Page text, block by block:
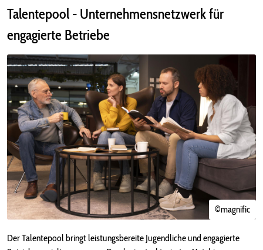
Talentepool - Unternehmensnetzwerk für
engagierte Betriebe
©magnific
Der Talentepool bringt leistungsbereite Jugendliche und engagierte